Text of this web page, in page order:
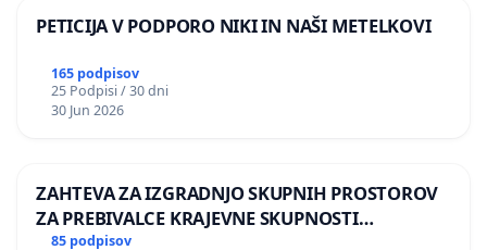
PETICIJA V PODPORO NIKI IN NAŠI METELKOVI
165 podpisov
25 Podpisi / 30 dni
30 Jun 2026
ZAHTEVA ZA IZGRADNJO SKUPNIH PROSTOROV
ZA PREBIVALCE KRAJEVNE SKUPNOSTI
PRESTRANEK
85 podpisov